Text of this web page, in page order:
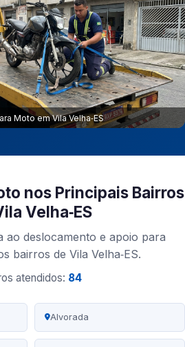
Moto em Vila Velha‑ES
nos Principais Bairros
Velha‑ES
ao deslocamento e apoio para
bairros de Vila Velha‑ES.
atendidos: 84
Alvorada